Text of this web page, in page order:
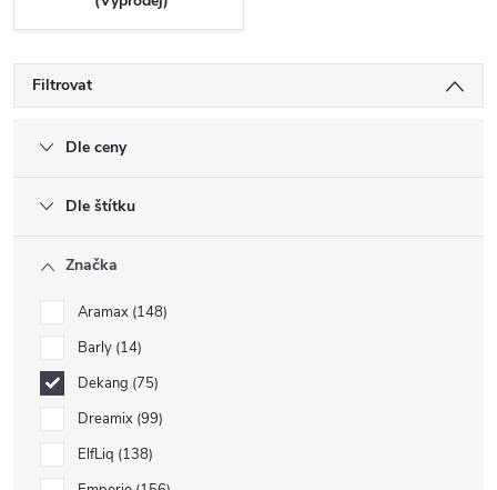
Filtrovat
Dle ceny
Dle štítku
Značka
Aramax 148
Barly 14
Dekang 75
Dreamix 99
ElfLiq 138